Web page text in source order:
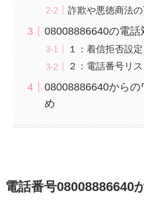
詐欺や悪徳商法
08008886640の電話
１：着信拒否設定
２：電話番号リ
08008886640からの
め
電話番号08008886640